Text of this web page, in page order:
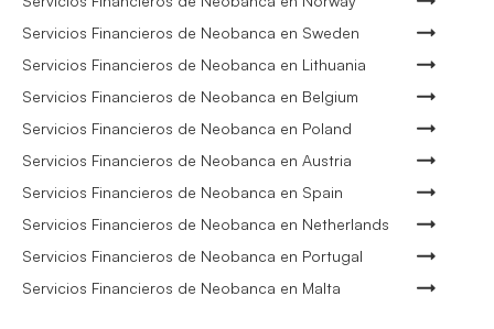
Servicios Financieros de Neobanca en Sweden
Servicios Financieros de Neobanca en Lithuania
Servicios Financieros de Neobanca en Belgium
Servicios Financieros de Neobanca en Poland
Servicios Financieros de Neobanca en Austria
Servicios Financieros de Neobanca en Spain
Servicios Financieros de Neobanca en Netherlands
Servicios Financieros de Neobanca en Portugal
Servicios Financieros de Neobanca en Malta